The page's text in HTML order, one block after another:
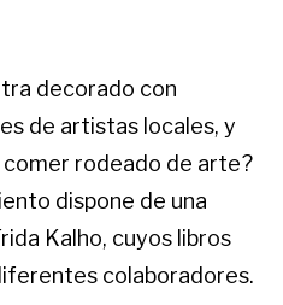
decorado con
de artistas locales, y
comer rodeado de arte?
dispone de una
Kalho, cuyos libros
colaboradores.